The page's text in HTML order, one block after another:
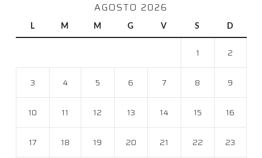
AGOSTO 2026
L M M G V S D
1 2
3 4 5 6 7 8 9
10 11 12 13 14 15 16
17 18 19 20 21 22 23